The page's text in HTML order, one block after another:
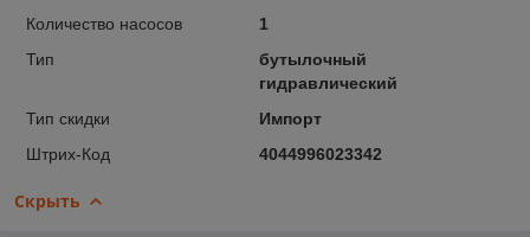
Количество насосов
1
Тип
бутылочный
гидравлический
Тип скидки
Импорт
Штрих-Код
4044996023342
Скрыть